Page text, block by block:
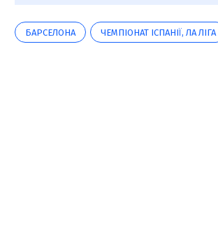
БАРСЕЛОНА ЧЕМПІОНАТ ІСПАНІЇ, ЛА ЛІГА